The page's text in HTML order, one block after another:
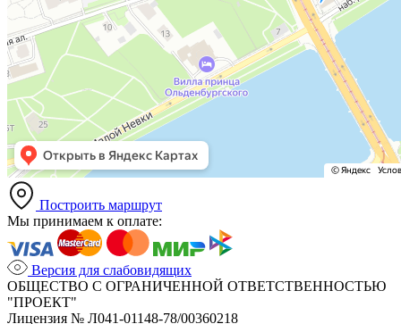
Построить маршрут
Мы принимаем к оплате:
Версия для слабовидящих
ОБЩЕСТВО С ОГРАНИЧЕННОЙ ОТВЕТСТВЕННОСТЬЮ
"ПРОЕКТ"
Лицензия № Л041-01148-78/00360218